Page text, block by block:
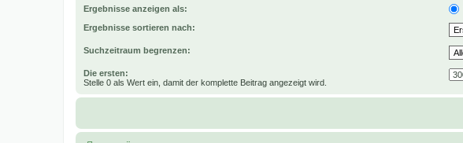
Ergebnisse anzeigen als:
Ergebnisse sortieren nach:
Suchzeitraum begrenzen:
Die ersten:
Stelle 0 als Wert ein, damit der komplette Beitrag angezeigt wird.